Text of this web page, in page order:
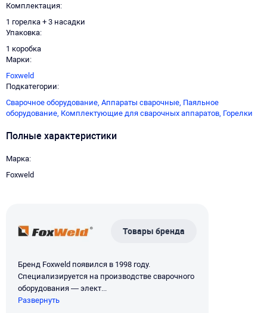
Комплектация
1 горелка + 3 насадки
Упаковка
1 коробка
Марки
Foxweld
Подкатегории
Сварочное оборудование, Аппараты сварочные, Паяльное
оборудование, Комплектующие для сварочных аппаратов, Горелки
Полные характеристики
Марка
Foxweld
Товары бренда
Бренд Foxweld появился в 1998 году.
Специализируется на производстве сварочного
оборудования — элект...
Развернуть